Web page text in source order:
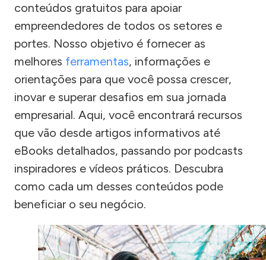
conteúdos gratuitos para apoiar
empreendedores de todos os setores e
portes. Nosso objetivo é fornecer as
melhores ferramentas, informações e
orientações para que você possa crescer,
inovar e superar desafios em sua jornada
empresarial. Aqui, você encontrará recursos
que vão desde artigos informativos até
eBooks detalhados, passando por podcasts
inspiradores e vídeos práticos. Descubra
como cada um desses conteúdos pode
beneficiar o seu negócio.